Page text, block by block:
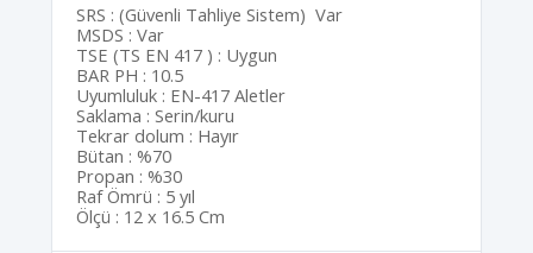
SRS : (Güvenli Tahliye Sistem) Var
MSDS : Var
TSE (TS EN 417 ) : Uygun
BAR PH : 10.5
Uyumluluk : EN-417 Aletler
Saklama : Serin/kuru
Tekrar dolum : Hayır
Bütan : %70
Propan : %30
Raf Ömrü : 5 yıl
Ölçü : 12 x 16.5 Cm